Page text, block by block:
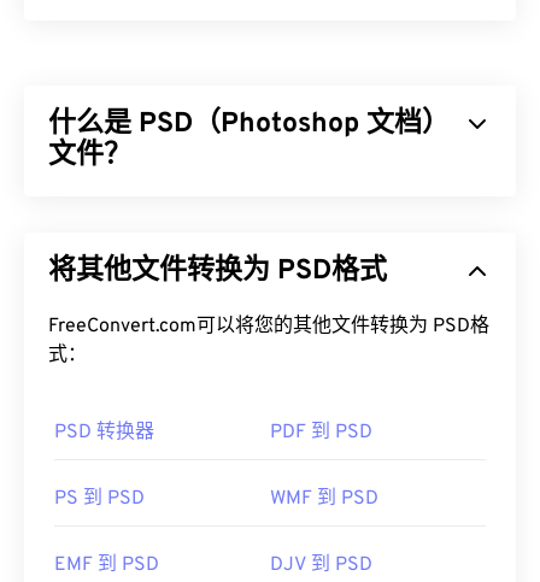
型的主要优势在于，它与其他RAW 文件一样，在后
期处理中具有较高的可编辑性。
CR2 文件可以在佳能的 Digital Photo Professional
软件中轻松打开。其他值得考虑的程序包括
Lightroom和 Adob​​eLightroom for Mac。免费的替
代方案是 Unidentified Flying Raw (
可能更愿意将
CR2 转换为 JPG。
开发者：佳能公司
什么是 PSD（Photoshop 文档）
文件？
杂的图形设计程序。PSD 可以将图像及其对应的图
件中！PSD 允许用户对图像或图形设计的各个组件
进行精细编辑，同时以可访问的格式保留文件信息。
如何打开 PSD 文件？
Adobe Photoshop 是打开 PSD 文件最常用的程序。
的免费替代品。
将其他文件转换为 PSD格式
FreeConvert.com可以将您的其他文件转换为 PSD格
式：
PSD 转换器 PDF 到 PSD
PS 到 PSD WMF 到 PSD
EMF 到 PSD DJV 到 PSD